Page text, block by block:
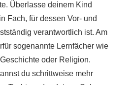
Überlasse deinem Kind
Fach, für dessen Vor- und
verantwortlich ist. Am
sogenannte Lernfächer wie
oder Religion.
du schrittweise mehr